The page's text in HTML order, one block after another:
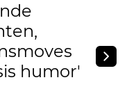
wending kan
ISH Dance
met deze
stunts,
humor